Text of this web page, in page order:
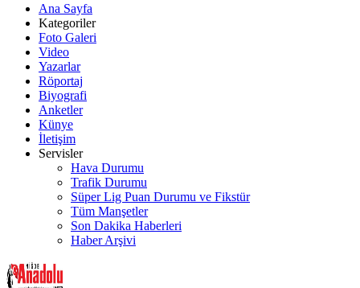
Ana Sayfa
Kategoriler
Foto Galeri
Video
Yazarlar
Röportaj
Biyografi
Anketler
Künye
İletişim
Servisler
Hava Durumu
Trafik Durumu
Süper Lig Puan Durumu ve Fikstür
Tüm Manşetler
Son Dakika Haberleri
Haber Arşivi